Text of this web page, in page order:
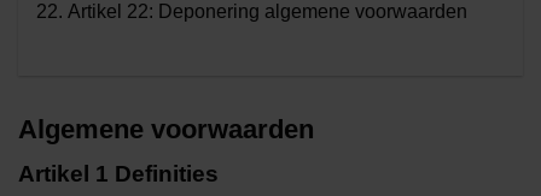
Algemene voorwaarden
Artikel 1 Definities
Artikel 22: Deponering algemene voorwaarden